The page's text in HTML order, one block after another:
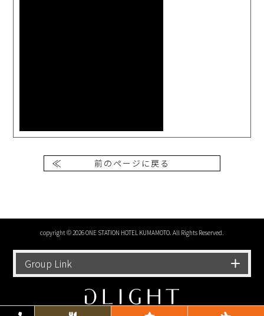
前のページに戻る
copyright © 2026 ONE STATION HOTEL KUMAMOTO. All Rights Reserved.
Group Link